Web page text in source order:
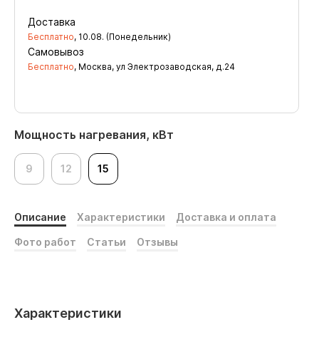
Мощность нагревания, кВт
9 12 15
Доставка
Бесплатно, 10.08. (Понедельник)
Самовывоз
Бесплатно, Москва, ул Электрозаводская, д.24
Описание Характеристики Доставка и оплата
Фото работ Статьи Отзывы
Характеристики